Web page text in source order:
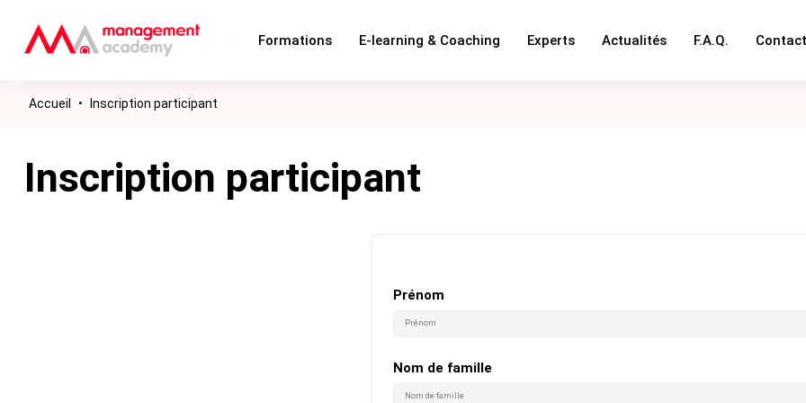
Formations E-learning & Coaching Experts Actualités F.A.Q. Contact
Accueil • Inscription participant
Inscription participant
Prénom
Nom de famille